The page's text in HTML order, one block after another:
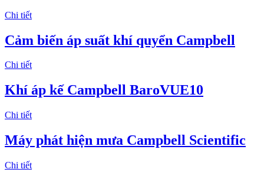
Chi tiết
Cảm biến áp suất khí quyển Campbell
Chi tiết
Khí áp kế Campbell BaroVUE10
Chi tiết
Máy phát hiện mưa Campbell Scientific
Chi tiết